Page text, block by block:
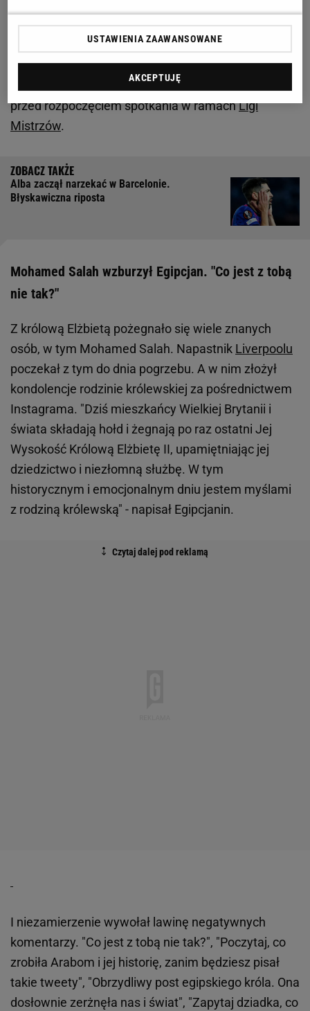
meczów jednej kolejki. Nawet UEFA pochyliła się
nad wnioskiem szkockiego Rangers FC o
przełożeniemeczuz SSCNapolii zakazie wjazdu
włoskich kibiców, by nie zaburzyli oni minuty ciszy
przed rozpoczęciem spotkania w ramachLigi
Mistrzów.
Alba zaczął narzekać w Barcelonie.
Błyskawiczna riposta
Mohamed Salah wzburzył Egipcjan. "Co jest z tobą
nie tak?"
Z królową Elżbietą pożegnało się wiele znanych
osób, w tym Mohamed Salah. Napastnik Liverpoolu
poczekał z tym do dnia pogrzebu. A w nim złożył
kondolencje rodzinie królewskiej za pośrednictwem
Instagrama. "Dziś mieszkańcy Wielkiej Brytanii i
świata składają hołd i żegnają po raz ostatni Jej
Wysokość Królową Elżbietę II, upamiętniając jej
dziedzictwo i niezłomną służbę. W tym
historycznym i emocjonalnym dniu jestem myślami
z rodziną królewską" - napisał Egipcjanin.
I niezamierzenie wywołał lawinę negatywnych
komentarzy. "Co jest z tobą nie tak?", "Poczytaj, co
zrobiła Arabom i jej historię, zanim będziesz pisał
takie tweety", "Obrzydliwy post egipskiego króla. Ona
dosłownie zerżnęła nas i świat", "Zapytaj dziadka, co
USTAWIENIA ZAAWANSOWANE
AKCEPTUJĘ